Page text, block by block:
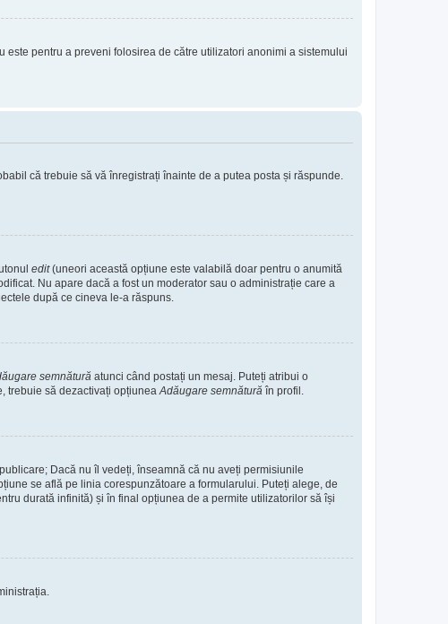
pentru a preveni folosirea de către utilizatori anonimi a sistemului
că trebuie să vă înregistrați înainte de a putea posta și răspunde.
edit(uneori această opțiune este valabilă doar pentru o anumită
Nu apare dacă a fost un moderator sau o administrație care a
după ce cineva le-a răspuns.
semnătură atunci când postați un mesaj. Puteți atribui o
trebuie să dezactivați opțiunea Adăugare semnătură în profil.
Dacă nu îl vedeți, înseamnă că nu aveți permisiunile
se află pe linia corespunzătoare a formularului. Puteți alege, de
durată infinită) și în final opțiunea de a permite utilizatorilor să își